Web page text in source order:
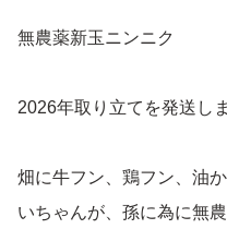
無農薬新玉ニンニク
2026年取り立てを発送しま
畑に牛フン、鶏フン、油
いちゃんが、孫に為に無